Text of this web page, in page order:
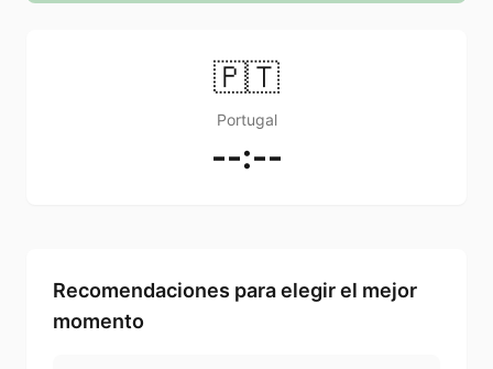
🇵🇹
Portugal
--:--
Recomendaciones para elegir el mejor
momento